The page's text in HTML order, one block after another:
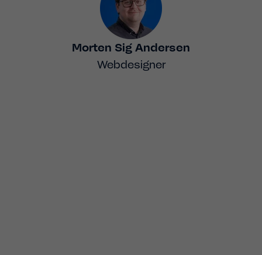
Morten Sig Andersen
Webdesigner